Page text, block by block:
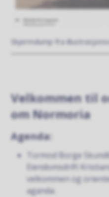
Skjermdump fra
Velkommen til
om Normoria
Agenda:
Tormod Borge
Eiendomsdrift
velkommen og
aganda.